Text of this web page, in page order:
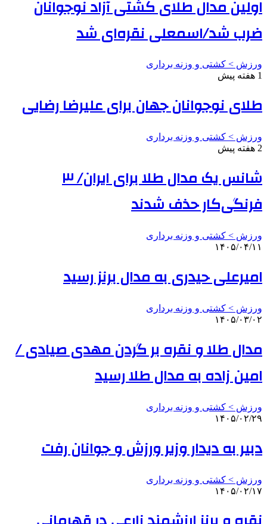
اولین مدال طلای کشتی آزاد نوجوانان
ضرب شد/اسمعلی نقره‌ای شد
ورزش > کشتی و وزنه برداری
1 هفته پیش
طلای نوجوانان جهان برای علیرضا رضایی
ورزش > کشتی و وزنه برداری
2 هفته پیش
شانس یک مدال طلا برای ایران/ ۳
فرنگی‌کار حذف شدند
ورزش > کشتی و وزنه برداری
۱۴۰۵/۰۴/۱۱
امیرعلی حیدری به مدال برنز رسید
ورزش > کشتی و وزنه برداری
۱۴۰۵/۰۳/۰۲
مدال طلا و نقره بر گردن مهدی صیادی /
امین زاده به مدال طلا رسید
ورزش > کشتی و وزنه برداری
۱۴۰۵/۰۲/۲۹
دبیر به دیدار وزیر ورزش و جوانان رفت
ورزش > کشتی و وزنه برداری
۱۴۰۵/۰۲/۱۷